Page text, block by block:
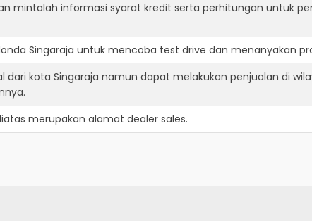
mintalah informasi syarat kredit serta perhitungan untuk
Singaraja untuk mencoba test drive dan menanyakan
dari kota Singaraja namun dapat melakukan penjualan di
merupakan alamat dealer sales.